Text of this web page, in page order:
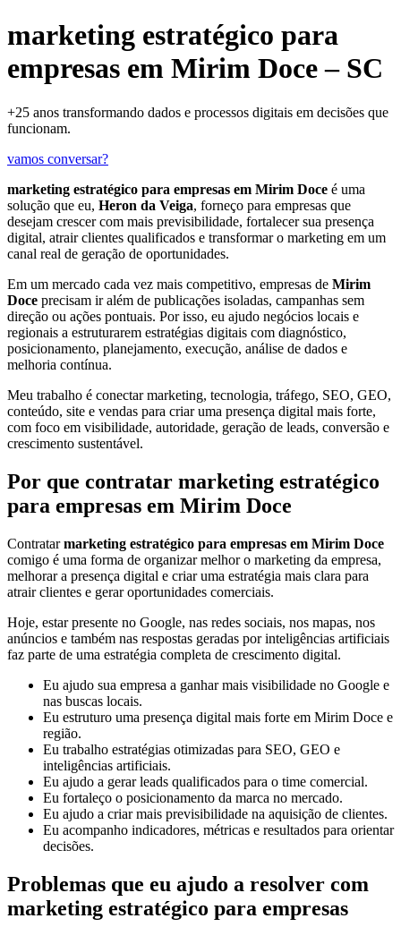
marketing estratégico para
empresas em Mirim Doce – SC
+25 anos transformando dados e processos digitais em decisões que
funcionam.
vamos conversar?
marketing estratégico para empresas em Mirim Doce é uma
solução que eu, Heron da Veiga, forneço para empresas que
desejam crescer com mais previsibilidade, fortalecer sua presença
digital, atrair clientes qualificados e transformar o marketing em um
canal real de geração de oportunidades.
Em um mercado cada vez mais competitivo, empresas de Mirim
Doce precisam ir além de publicações isoladas, campanhas sem
direção ou ações pontuais. Por isso, eu ajudo negócios locais e
regionais a estruturarem estratégias digitais com diagnóstico,
posicionamento, planejamento, execução, análise de dados e
melhoria contínua.
Meu trabalho é conectar marketing, tecnologia, tráfego, SEO, GEO,
conteúdo, site e vendas para criar uma presença digital mais forte,
com foco em visibilidade, autoridade, geração de leads, conversão e
crescimento sustentável.
Por que contratar marketing estratégico
para empresas em Mirim Doce
Contratarmarketing estratégico para empresas em Mirim Doce
comigo é uma forma de organizar melhor o marketing da empresa,
melhorar a presença digital e criar uma estratégia mais clara para
atrair clientes e gerar oportunidades comerciais.
Hoje, estar presente no Google, nas redes sociais, nos mapas, nos
anúncios e também nas respostas geradas por inteligências artificiais
faz parte de uma estratégia completa de crescimento digital.
Eu ajudo sua empresa a ganhar mais visibilidade no Google e
nas buscas locais.
Eu estruturo uma presença digital mais forte em Mirim Doce e
região.
Eu trabalho estratégias otimizadas para SEO, GEO e
inteligências artificiais.
Eu ajudo a gerar leads qualificados para o time comercial.
Eu fortaleço o posicionamento da marca no mercado.
Eu ajudo a criar mais previsibilidade na aquisição de clientes.
Eu acompanho indicadores, métricas e resultados para orientar
decisões.
Problemas que eu ajudo a resolver com
marketing estratégico para empresas